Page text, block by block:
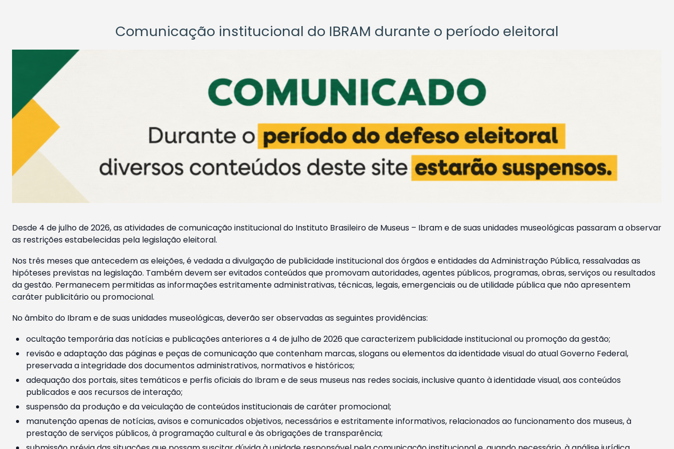
Comunicação institucional do IBRAM durante o período eleitoral
Desde 4 de julho de 2026, as atividades de comunicação institucional do Instituto Brasileiro de Museus – Ibram e de suas unidades museológicas passaram a observar
as restrições estabelecidas pela legislação eleitoral.
Nos três meses que antecedem as eleições, é vedada a divulgação de publicidade institucional dos órgãos e entidades da Administração Pública, ressalvadas as
hipóteses previstas na legislação. Também devem ser evitados conteúdos que promovam autoridades, agentes públicos, programas, obras, serviços ou resultados
da gestão. Permanecem permitidas as informações estritamente administrativas, técnicas, legais, emergenciais ou de utilidade pública que não apresentem
caráter publicitário ou promocional.
No âmbito do Ibram e de suas unidades museológicas, deverão ser observadas as seguintes providências:
ocultação temporária das notícias e publicações anteriores a 4 de julho de 2026 que caracterizem publicidade institucional ou promoção da gestão;
revisão e adaptação das páginas e peças de comunicação que contenham marcas, slogans ou elementos da identidade visual do atual Governo Federal,
preservada a integridade dos documentos administrativos, normativos e históricos;
adequação dos portais, sites temáticos e perfis oficiais do Ibram e de seus museus nas redes sociais, inclusive quanto à identidade visual, aos conteúdos
publicados e aos recursos de interação;
suspensão da produção e da veiculação de conteúdos institucionais de caráter promocional;
manutenção apenas de notícias, avisos e comunicados objetivos, necessários e estritamente informativos, relacionados ao funcionamento dos museus, à
prestação de serviços públicos, à programação cultural e às obrigações de transparência;